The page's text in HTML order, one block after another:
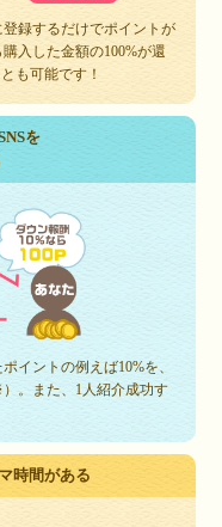
録するだけでポイントが
入した金額の100%が還
も可能です！
を
イントの例えば10%を、
。また、1人紹介成功す
時間がある